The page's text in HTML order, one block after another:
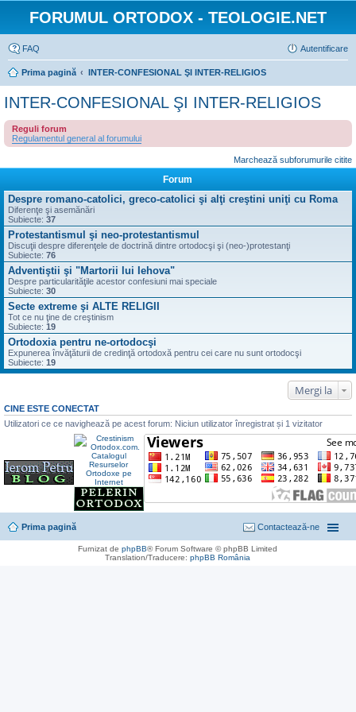
FORUMUL ORTODOX - TEOLOGIE.NET
FAQ Autentificare
Prima pagină INTER-CONFESIONAL ŞI INTER-RELIGIOS
INTER-CONFESIONAL ŞI INTER-RELIGIOS
Reguli forum
Regulamentul general al forumului
Marchează subforumurile citite
Forum
Despre romano-catolici, greco-catolici şi alţi creştini uniţi cu Roma
Diferenţe şi asemănări
Subiecte: 37
Protestantismul şi neo-protestantismul
Discuţii despre diferenţele de doctrină dintre ortodocşi şi (neo-)protestanţi
Subiecte: 76
Adventiştii şi "Martorii lui Iehova"
Despre particularităţile acestor confesiuni mai speciale
Subiecte: 30
Secte extreme şi ALTE RELIGII
Tot ce nu ţine de creştinism
Subiecte: 19
Ortodoxia pentru ne-ortodocşi
Expunerea învăţăturii de credinţă ortodoxă pentru cei care nu sunt ortodocşi
Subiecte: 19
Mergi la
CINE ESTE CONECTAT
Utilizatori ce ce navighează pe acest forum: Niciun utilizator înregistrat și 1 vizitator
Prima pagină Contactează-ne
Furnizat dephpBB® Forum Software © phpBB Limited
Translation/Traducere:phpBB România